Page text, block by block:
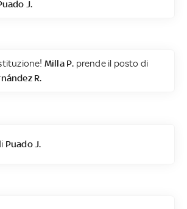
J.
Milla P. prende il posto di
R.
Puado J.